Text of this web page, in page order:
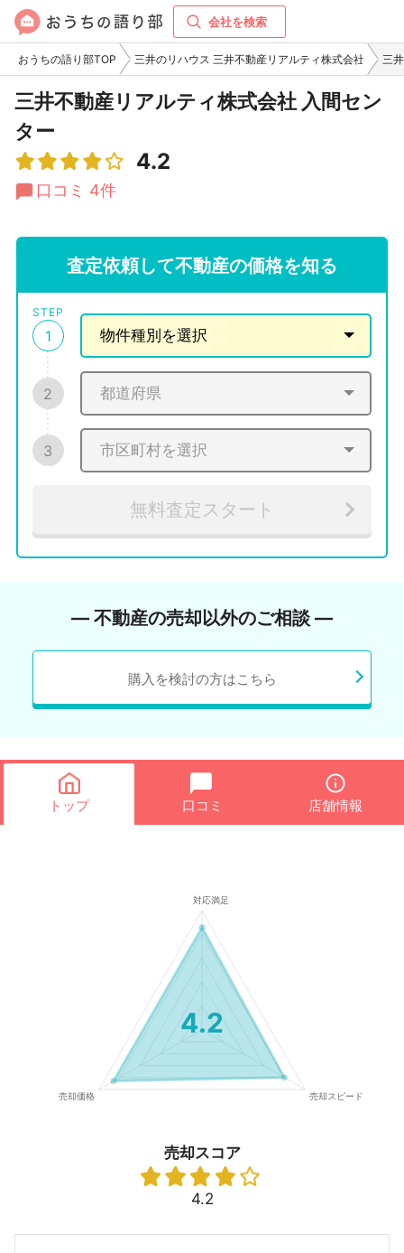
会社を検索
おうちの語り部TOP 三井のリハウス 三井不動産リアルティ株式会社 三
三井不動産リアルティ株式会社 入間セン
ター
4.2
口コミ 4件
査定依頼して不動産の価格を知る
STEP
1
2
3
無料査定スタート
― 不動産の売却以外のご相談 ―
購入を検討の方はこちら
トップ 口コミ 店舗情報
4.2
売却スコア
4.2